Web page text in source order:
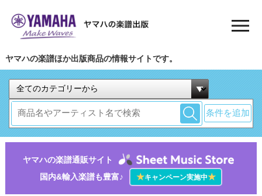
ヤマハの楽譜ほか出版商品の情報サイトです。
条件を追加
ヤマハの楽譜通販サイト
国内&輸入楽譜も豊富♪
★キャンペーン実施中★